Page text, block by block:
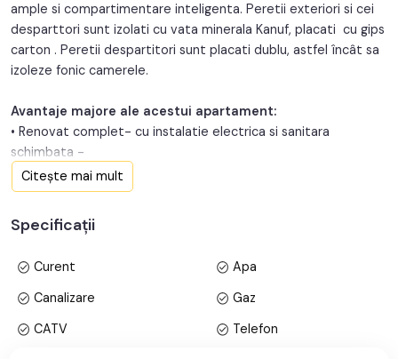
Structura: Caramida
Orientare: Sud
ample si compartimentare inteligenta. Peretii exteriori si cei
desparttori sunt izolati cu vata minerala Kanuf, placati cu gips
carton . Peretii despartitori sunt placati dublu, astfel încât sa
izoleze fonic camerele.
Avantaje majore ale acestui apartament:
• Renovat complet- cu instalatie electrica si sanitara
schimbata -
• 2x dormitoare matrimoniale, fiecare cu baie proprie
• Inaltime generoasa de 3,50 m
• Pretabil investitie sigura
TABOO Imobiliare propune un apartament de vanzare cu 3
Central, aflat la etajul 1 intr -un imobil tip casa/vila cu regim de
Citește mai mult
Specificații
Curent
Apa
Canalizare
Gaz
CATV
Telefon